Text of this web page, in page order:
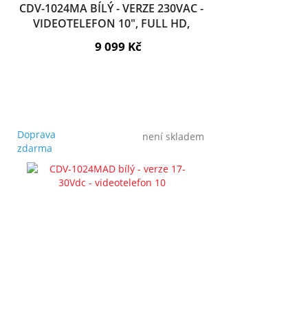
CDV-1024MA BÍLÝ - VERZE 230VAC -
VIDEOTELEFON 10", FULL HD,
DOTYK., PAMĚŤ
9 099 Kč
Doprava
zdarma
není skladem